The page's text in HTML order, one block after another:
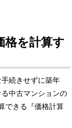
格を計算す
続きせずに築年
中古マンションの
できる『価格計算